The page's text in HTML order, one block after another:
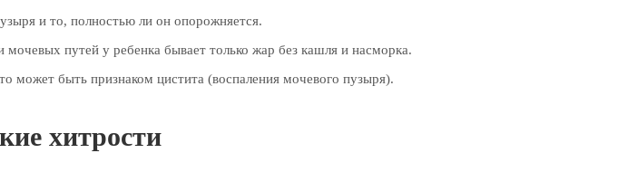
и то, полностью ли он опорожняется.
путей у ребенка бывает только жар без кашля и насморка.
может быть признаком цистита (воспаления мочевого пузыря).
хитрости